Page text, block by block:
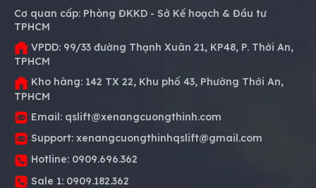
Cơ quan cấp: Phòng ĐKKD - Sở Kế hoạch & Đầu tư
TPHCM
VPDD: 99/33 đường Thạnh Xuân 21, KP48, P. Thới An,
TPHCM
Kho hàng: 142 TX 22, Khu phố 43, Phường Thới An,
TPHCM
Email: qslift@xenangcuongthinh.com
Support: xenangcuongthinhqslift@gmail.com
Hotline: 0909.696.362
Sale 1: 0909.182.362